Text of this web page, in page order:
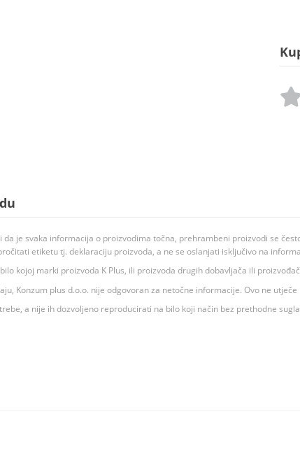
je svaka informacija o proizvodima točna, prehrambeni proizvodi se
etiketu tj. deklaraciju proizvoda, a ne se oslanjati isključivo na
kojoj marki proizvoda K Plus, ili proizvoda drugih dobavljača ili
Konzum plus d.o.o. nije odgovoran za netočne informacije. Ovo ne utječe
a nije ih dozvoljeno reproducirati na bilo koji način bez prethodne